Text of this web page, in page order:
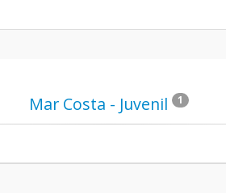
Mar Costa - Juvenil 1